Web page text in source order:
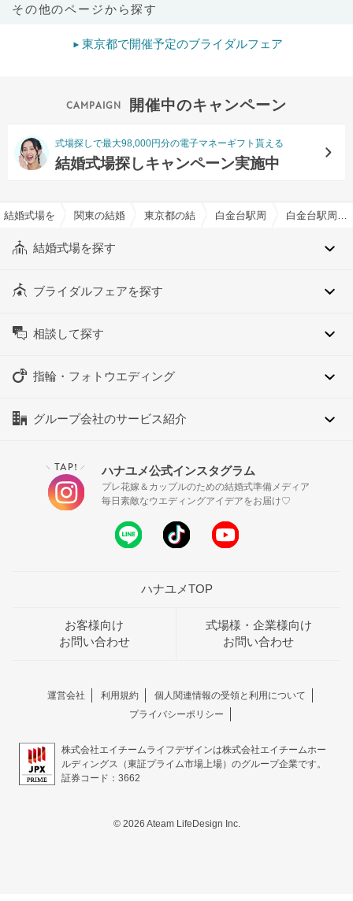
その他のページから探す
東京都で開催予定のブライダルフェア
開催中のキャンペーン
式場探しで最大98,000円分の電子マネーギフト貰える
結婚式場探しキャンペーン実施中
結婚式場を探すならハナユメ
関東の結婚式場東京都の結婚式場白金台駅周辺の結婚式場
結婚式場を探す
ブライダルフェアを探す
相談して探す
指輪・フォトウエディング
グループ会社のサービス紹介
＼ TAP! ／ ハナユメ公式インスタグラム
プレ花嫁＆カップルのための結婚式準備メディア
毎日素敵なウエディングアイデアをお届け♡
ハナユメTOP
お客様向け
お問い合わせ
式場様・企業様向け
お問い合わせ
運営会社 利用規約
個人関連情報の受領と利用について
プライバシーポリシー
株式会社エイチームライフデザインは株式会社エイチームホー
ルディングス（東証プライム市場上場）のグループ企業です。
証券コード：3662
© 2026 Ateam LifeDesign Inc.